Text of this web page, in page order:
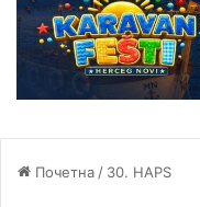
Почетна / 30. HAPS